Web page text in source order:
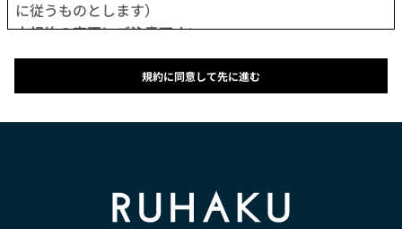
に従うものとします）
本規約の変更にご注意下さい
1. 当社は、会員の了承を得ることなく本規約を随時変更
することができるものとし、会員はこれを承諾します。
2. 前項の変更については、当サイト上に1ヵ月間表示した
時点で、全ての会員が了承したものとみなします。
合、当社は、会員に対し随時必要な事項を通知します。
2. 前項の通知は、当サイト上に表示した時点で全ての会
規約に同意して先に進む